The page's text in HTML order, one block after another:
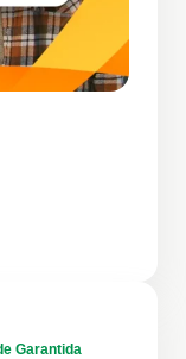
Garantida